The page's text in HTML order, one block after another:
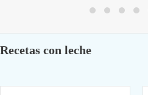
Recetas con leche